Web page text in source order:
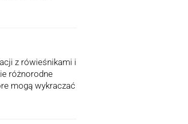
z rówieśnikami i
różnorodne
mogą wykraczać